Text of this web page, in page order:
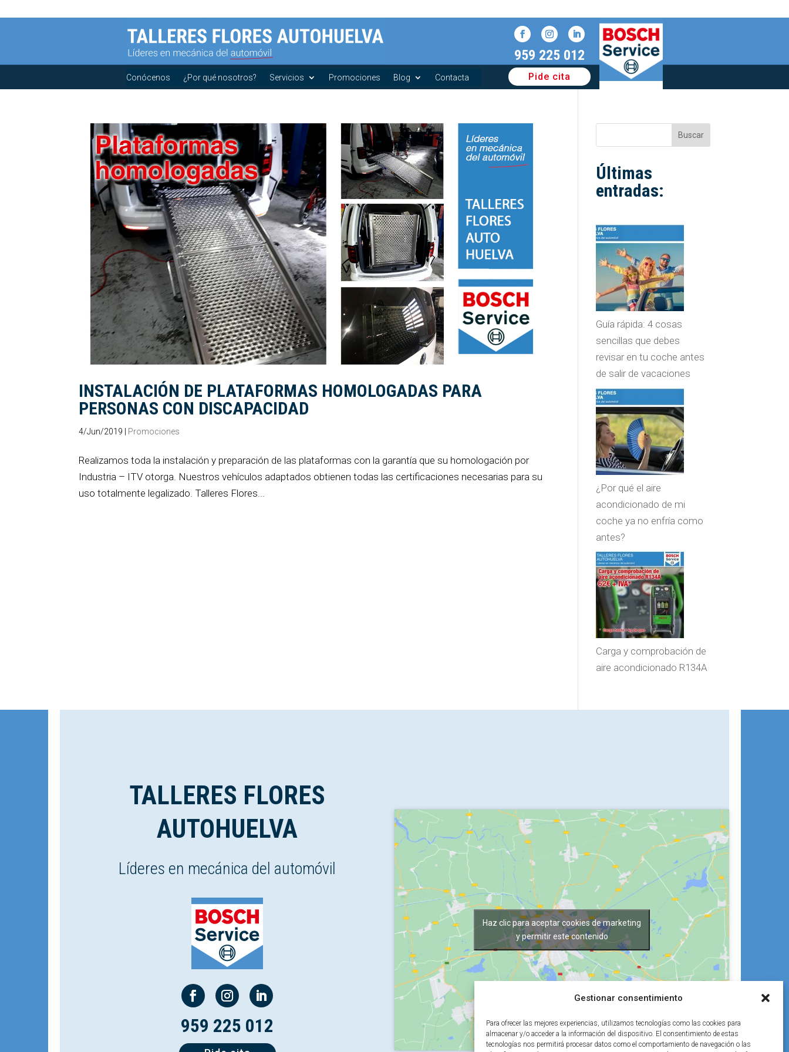
Gestionar consentimiento
Para ofrecer las mejores experiencias, utilizamos tecnologías como las cookies para
almacenar y/o acceder a la información del dispositivo. El consentimiento de estas
tecnologías nos permitirá procesar datos como el comportamiento de navegación o las
Conócenos ¿Por qué nosotros? Servicios Promociones Blog Contacta
959 225 012
Pide cita
INSTALACIÓN DE PLATAFORMAS HOMOLOGADAS PARA
PERSONAS CON DISCAPACIDAD
4/Jun/2019 Promociones
Realizamos toda la instalación y preparación de las plataformas con la garantía que su homologación por
Industria – ITV otorga. Nuestros vehículos adaptados obtienen todas las certificaciones necesarias para su
uso totalmente legalizado. Talleres Flores...
Buscar
Últimas
entradas:
Guía rápida: 4 cosas
sencillas que debes
revisar en tu coche antes
de salir de vacaciones
¿Por qué el aire
acondicionado de mi
coche ya no enfría como
antes?
Carga y comprobación de
aire acondicionado R134A
TALLERES FLORES
AUTOHUELVA
Líderes en mecánica del automóvil
959 225 012
Haz clic para aceptar cookies de marketing
y permitir este contenido